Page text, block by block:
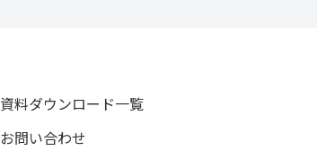
資料ダウンロード一覧
お問い合わせ